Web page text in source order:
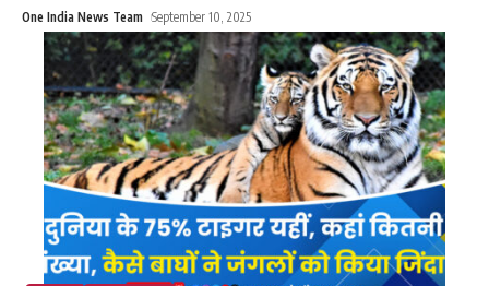
One India News Team September 10, 2025